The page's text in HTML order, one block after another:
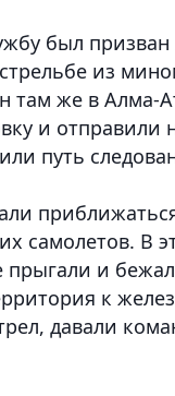
был
из
же в Алма-
и отправили
путь
самолетов. В
прыгали и
к
давали